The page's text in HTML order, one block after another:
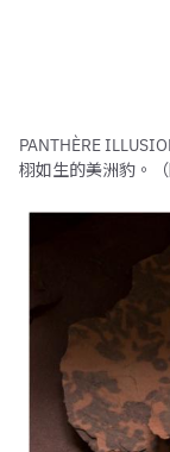
PANTHÈRE
栩如生的美洲豹。